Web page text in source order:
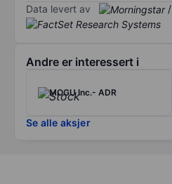
Data levert av /
Andre er interessert i
MOGU Inc.- ADR
Se alle aksjer